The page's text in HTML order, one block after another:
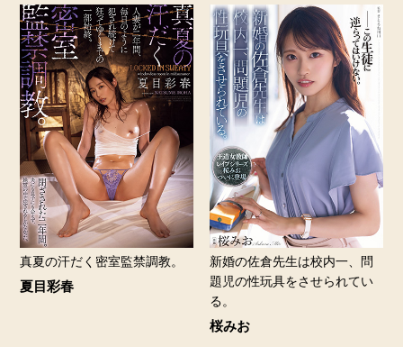
真夏の汗だく密室監禁調教。
夏目彩春
新婚の佐倉先生は校内一、問
題児の性玩具をさせられてい
る。
桜みお